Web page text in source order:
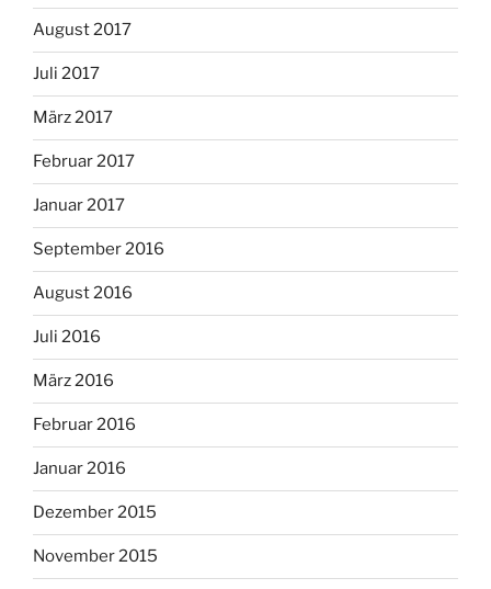
August 2017
Juli 2017
März 2017
Februar 2017
Januar 2017
September 2016
August 2016
Juli 2016
März 2016
Februar 2016
Januar 2016
Dezember 2015
November 2015